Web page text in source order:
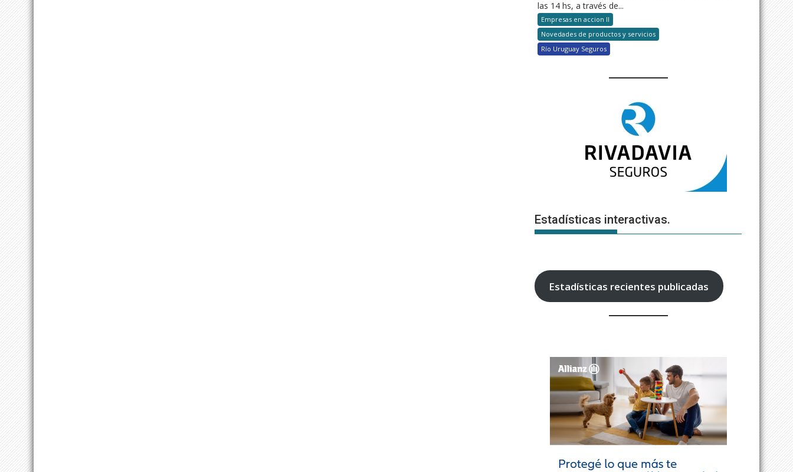
las 14 hs, a través de...
Empresas en accion II
Novedades de productos y servicios
Río Uruguay Seguros
Estadísticas interactivas.
Estadísticas recientes publicadas